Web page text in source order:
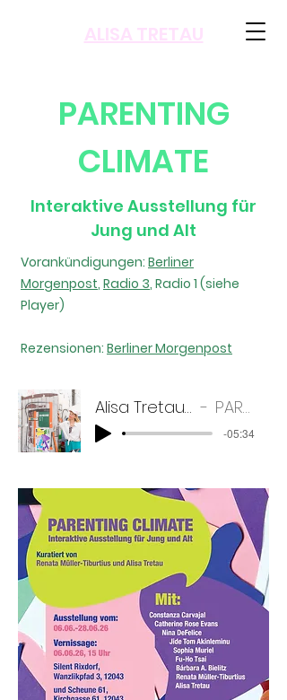
ALISA TRETAU
PARENTING
CLIMATE
Interaktive Ausstellung für
Jung und Alt
Vorankündigungen: Berliner
Morgenpost, Radio 3, Radio 1 (siehe
Player)
Rezensionen: Berliner Morgenpost
Alisa Tretau im Interview auf Radio1 PARENTING CLIMATE
-05:34